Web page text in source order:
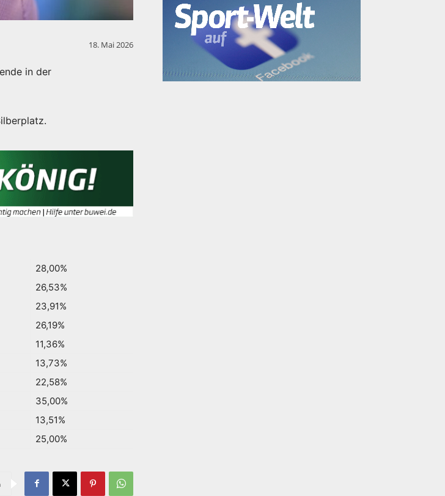
18. Mai 2026
in der
28,00%
26,53%
23,91%
26,19%
11,36%
13,73%
22,58%
35,00%
13,51%
25,00%